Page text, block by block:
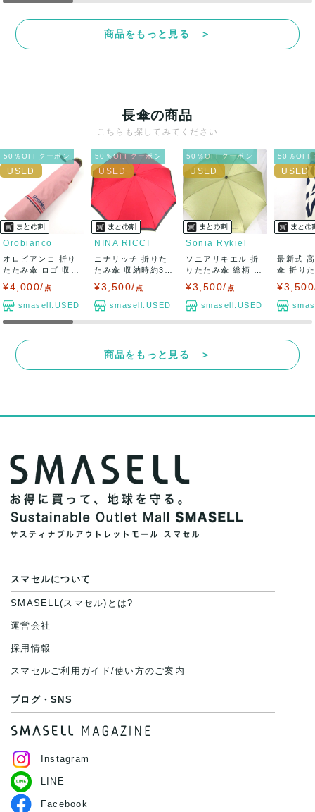
商品をもっと見る ＞
長傘の商品
こちらも探してみてください
50％OFFクーポン
Orobianco
オロビアンコ 折り
たたみ傘 ロゴ 収納
¥4,000/ 点
smasell.USED
50％OFFクーポン
NINA RICCI
ニナリッチ 折りた
たみ傘 収納時約37
¥3,500/ 点
smasell.USED
50％OFFクーポン
Sonia Rykiel
ソニアリキエル 折
りたたみ傘 総柄 収
¥3,500/ 点
smasell.USED
50％OFF
最新式
傘 折り
商品をもっと見る ＞
スマセルについて
SMASELL(スマセル)とは?
運営会社
採用情報
スマセルご利用ガイド/使い方のご案内
ブログ・SNS
Instagram
LINE
Facebook